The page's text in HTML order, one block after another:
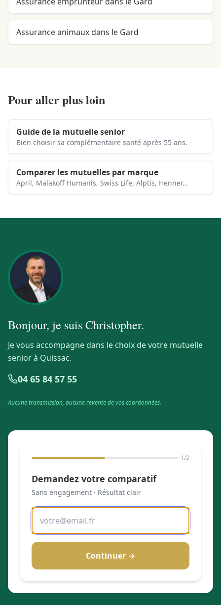
Assurance animaux dans le Gard
Pour aller plus loin
Guide de la mutuelle senior
Bien choisir sa complémentaire santé après 55 ans.
Comparer les mutuelles par marque
April, Malakoff Humanis, Swiss Life, Alptis, Henner…
Bonjour, je suisChristopher.
Je vous accompagne dans le choix de votre mutuelle
senior à Quissac.
04 65 84 57 55
Aucune transmission, aucune revente de vos coordonnées.
1/2
Demandez votre comparatif
Sans engagement · Résultat clair
Continuer →